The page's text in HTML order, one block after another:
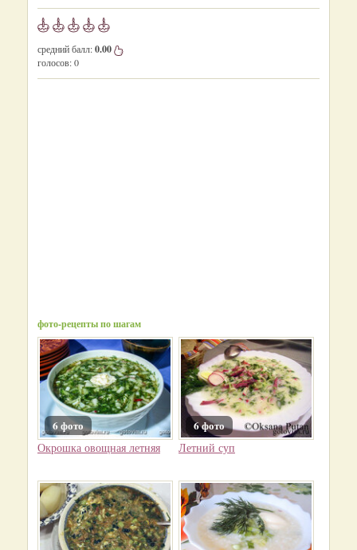
средний балл:0.00
голосов:0
фото-рецепты по шагам
6 фото
Окрошка овощная летняя
6 фото
Летний суп